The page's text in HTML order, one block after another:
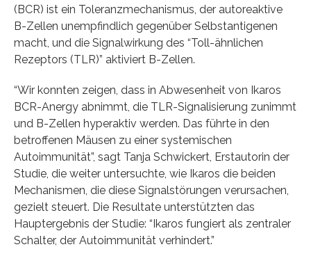
(BCR) ist ein Toleranzmechanismus, der autoreaktive
B-Zellen unempfindlich gegenüber Selbstantigenen
macht, und die Signalwirkung des “Toll-ähnlichen
Rezeptors (TLR)” aktiviert B-Zellen.
“Wir konnten zeigen, dass in Abwesenheit von Ikaros
BCR-Anergy abnimmt, die TLR-Signalisierung zunimmt
und B-Zellen hyperaktiv werden. Das führte in den
betroffenen Mäusen zu einer systemischen
Autoimmunität”, sagt Tanja Schwickert, Erstautorin der
Studie, die weiter untersuchte, wie Ikaros die beiden
Mechanismen, die diese Signalstörungen verursachen,
gezielt steuert. Die Resultate unterstützten das
Hauptergebnis der Studie: “Ikaros fungiert als zentraler
Schalter, der Autoimmunität verhindert.”